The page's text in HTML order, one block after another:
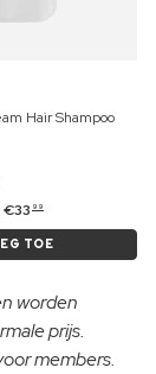
Hair Shampoo
€33 99
TOE
worden
prijs.
members.